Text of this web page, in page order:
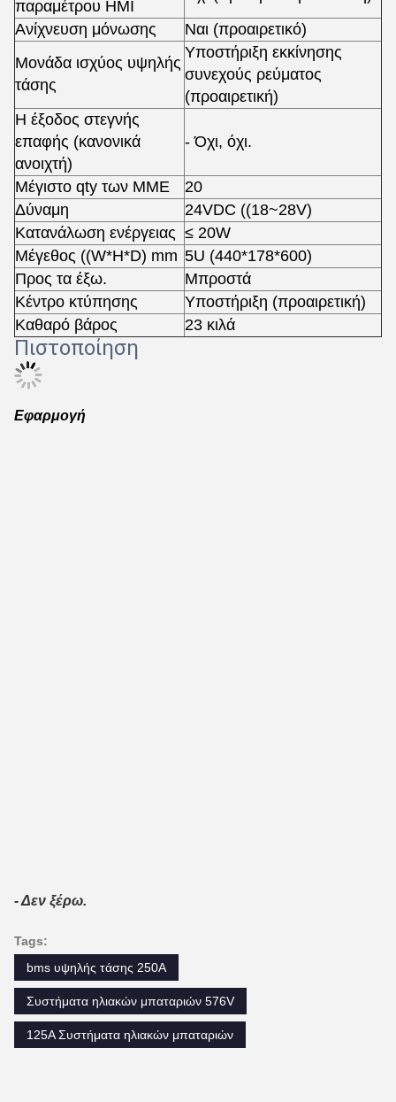
παραμέτρου HMI
Ανίχνευση μόνωσης
Ναι (προαιρετικό)
Μονάδα ισχύος υψηλής
τάσης
Υποστήριξη εκκίνησης
συνεχούς ρεύματος
(προαιρετική)
Η έξοδος στεγνής
επαφής (κανονικά
ανοιχτή)
- Όχι, όχι.
Μέγιστο qty των ΜΜΕ
20
Δύναμη
24VDC ((18~28V)
Κατανάλωση ενέργειας ≤ 20W
Μέγεθος ((W*H*D) mm 5U (440*178*600)
Προς τα έξω.
Μπροστά
Κέντρο κτύπησης
Υποστήριξη (προαιρετική)
Καθαρό βάρος
23 κιλά
Πιστοποίηση
Εφαρμογή
- Δεν ξέρω.
Tags:
bms υψηλής τάσης 250A
Συστήματα ηλιακών μπαταριών 576V
125A Συστήματα ηλιακών μπαταριών